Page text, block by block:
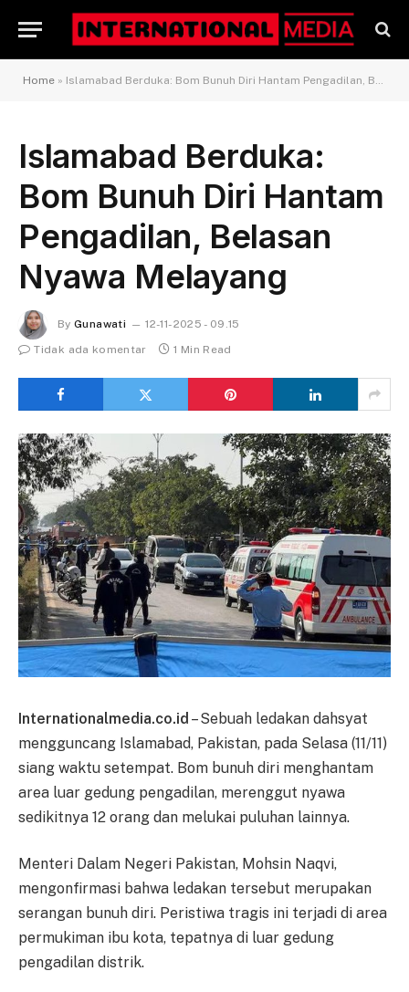
Home » Islamabad Berduka: Bom Bunuh Diri Hantam Pengadilan, Belasan Nyawa Melayang
Islamabad Berduka:
Bom Bunuh Diri Hantam
Pengadilan, Belasan
Nyawa Melayang
By Gunawati
12-11-2025 - 09.15
Tidak ada komentar
1 Min Read
Internationalmedia.co.id – Sebuah ledakan dahsyat
mengguncang Islamabad, Pakistan, pada Selasa (11/11)
siang waktu setempat. Bom bunuh diri menghantam
area luar gedung pengadilan, merenggut nyawa
sedikitnya 12 orang dan melukai puluhan lainnya.
Menteri Dalam Negeri Pakistan, Mohsin Naqvi,
mengonfirmasi bahwa ledakan tersebut merupakan
serangan bunuh diri. Peristiwa tragis ini terjadi di area
permukiman ibu kota, tepatnya di luar gedung
pengadilan distrik.